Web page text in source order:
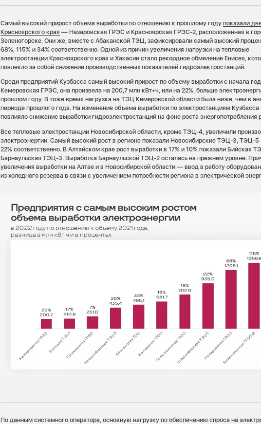
Самый высокий прирост объема выработки по отношению к прошлому годупоказали
Красноярского края — Назаровская ГРЭС и Красноярская ГРЭС-2, расположенная в
Зеленогорске. Они же, вместе с Абаканской ТЭЦ, зафиксировали самый высокий
68%, 115% и 34% соответственно. Одной из причин увеличения нагрузки на тепловые
электростанции Красноярского края и Хакасии стало рекордное обмеление Енисея,
повлекло за собой снижение производственных показателей гидроэлектростанций.
Среди предприятий Кузбасса самый высокий прирост по объему выработки с начала
Кемеровская ГРЭС, она произвела на 200,7 млн кВт•ч, или на 22%, больше
прошлом году. В тоже время нагрузка на ТЭЦ Кемеровской области была ниже, чем в
периоде прошлого года. На изменение объема выработки по электростанциям Кузбасса
повлияло снижение выработки гидроэлектростанций на фоне роста энергопотребления
Все тепловые электростанции Новосибирской области, кроме ТЭЦ-4, увеличили
электроэнергии. Самый высокий рост в регионе показали Новосибирские ТЭЦ-3, ТЭЦ-5
22% соответственно. В Алтайском крае рост выработки в 17% и 10% показали Бийская
Барнаульская ТЭЦ-3. Выработка Барнаульской ТЭЦ-2 осталась на прежнем уровне.
увеличения выработки на Алтае и в Новосибирской области — ввод в работу
из холодного резерва в связи с увеличением потребности региона в электрической
По данным системного оператора, основную нагрузку по обеспечению спроса на